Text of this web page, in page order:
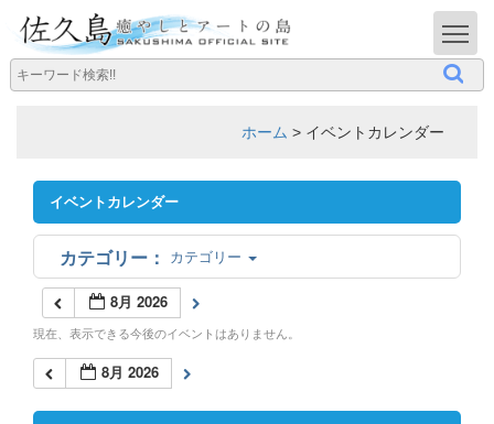
ホーム > イベントカレンダー
イベントカレンダー
カテゴリー
8月 2026
現在、表示できる今後のイベントはありません。
8月 2026